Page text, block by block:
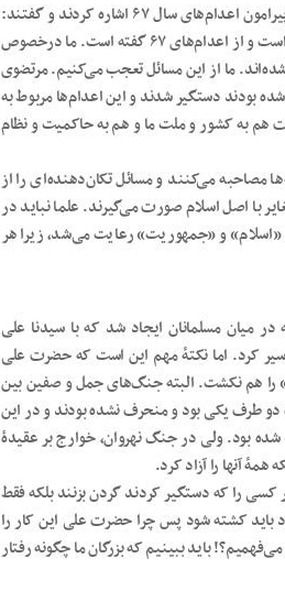
مولانا عبدالحمید در ادامه به اظهارات اخیر حسین مرتضوی زنجانی، رئیس وقت زندان اوین پیرامون اعدام‌های سال ۶۷ اشاره کردند و گفتند:
حسین مرتضوی، رئیس اسبق زندان اوین که معلوم نیست از کجا صحبت کرده، افشاگری کرده است و از اعدام‌های ۶۷ گفته است. ما درخصوص
ما از این مسائل تعجب می‌کنیم. مرتضوی
سال ۶۷ گروهی که با حاکمیت درگیر شده بودند دستگیر شدند و این اعدام‌ها مربوط به
هم به کشور و ملت ما و هم به حاکمیت و نظام
مصاحبه می‌کنند و مسائل تکان‌دهنده‌ای را از
با اصل اسلام صورت می‌گیرند. علما نباید در
و «جمهوریت» رعایت می‌شد، زیرا هر
میان مسلمانان ایجاد شد که با سیدنا علی
کرد. اما نکتۀ مهم این است که حضرت علی
را هم نکشت. البته جنگ‌های جمل و صفین بین
دو طرف یکی بود و منحرف نشده بودند و در این
بود. ولی در جنگ نهروان، خوارج بر عقیدۀ
آنها را آزاد کرد.
را که دستگیر کردند گردن بزنند بلکه فقط
باید کشته شود پس چرا حضرت علی این کار را
باید ببینیم که بزرگان ما چگونه رفتار